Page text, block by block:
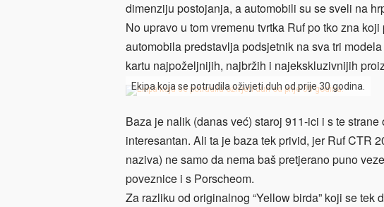
dimenziju postojanja, a automobili su se sveli na
No upravo u tom vremenu tvrtka Ruf po tko zna
automobila predstavlja podsjetnik na sva tri
kartu najpoželjnijih, najbržih i najekskluzivnijih
Ekipa koja se potrudila oživjeti duh od prije 30 godina.
Baza je nalik (danas već) staroj 911-ici i s te
interesantan. Ali ta je baza tek privid, jer Ruf CTR
naziva) ne samo da nema baš pretjerano puno
poveznice i s Porscheom.
Za razliku od originalnog “Yellow birda” koji se